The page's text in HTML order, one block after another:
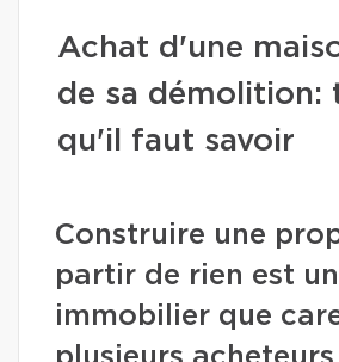
Achat d'une
de sa démolition:
qu'il faut savoir
Construire une
partir de rien est
immobilier que